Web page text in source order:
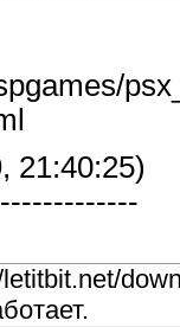
21:40:25)